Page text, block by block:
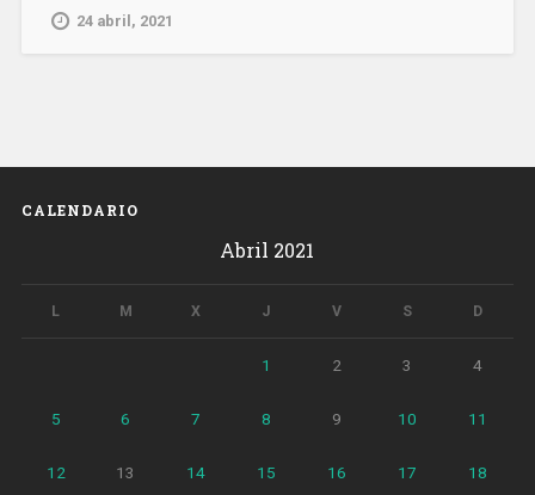
a
sexualmente
paciente
sumisión
24 abril, 2021
CALENDARIO
Abril 2021
L M X J V S D
1 2 3 4
5 6 7 8 9 10 11
12 13 14 15 16 17 18